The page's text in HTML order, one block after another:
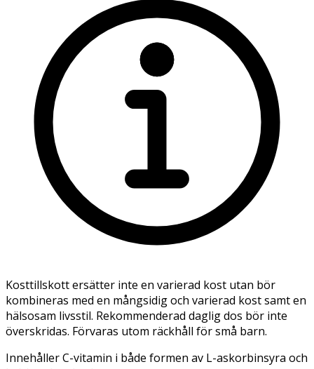
Kosttillskott ersätter inte en varierad kost utan bör
kombineras med en mångsidig och varierad kost samt en
hälsosam livsstil. Rekommenderad daglig dos bör inte
överskridas. Förvaras utom räckhåll för små barn.
Innehåller C-vitamin i både formen av L-askorbinsyra och